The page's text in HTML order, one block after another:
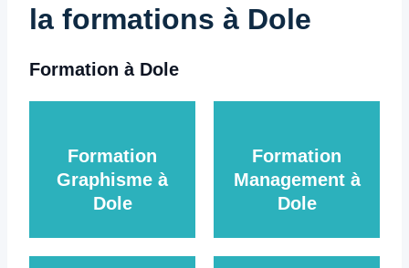
la formations à Dole
Formation à Dole
Formation
Graphisme à
Dole
Formation
Management à
Dole